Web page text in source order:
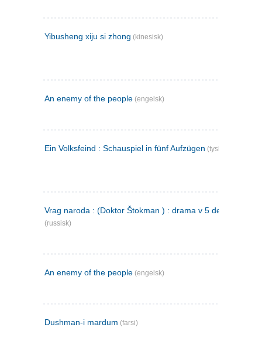
Yibusheng xiju si zhong (kinesisk)
An enemy of the people (engelsk)
Ein Volksfeind : Schauspiel in fünf Aufzügen (tysk)
Vrag naroda : (Doktor Štokman ) : drama v 5 dejstvijach
(russisk)
An enemy of the people (engelsk)
Dushman-i mardum (farsi)